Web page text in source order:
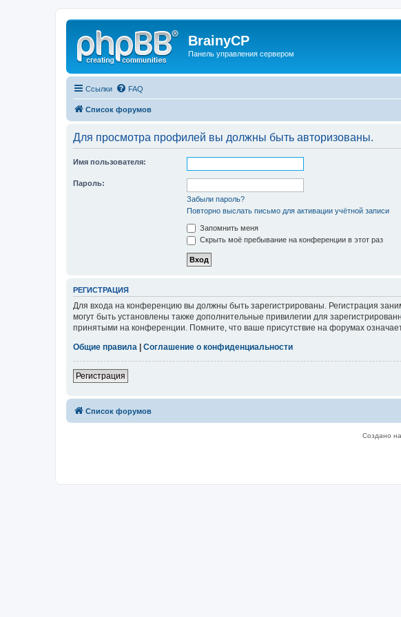
BrainyCP
Панель управления сервером
Ссылки FAQ
Список форумов
Для просмотра профилей вы должны быть авторизованы.
Имя пользователя:
Пароль:
Забыли пароль?
Повторно выслать письмо для активации учётной записи
Запомнить меня
Скрыть моё пребывание на конференции в этот раз
РЕГИСТРАЦИЯ
Для входа на конференцию вы должны быть зарегистрированы. Регистрация
могут быть установлены также дополнительные привилегии для
принятыми на конференции. Помните, что ваше присутствие на форумах
Общие правила
Соглашение о конфиденциальности
Регистрация
Список форумов
Создано